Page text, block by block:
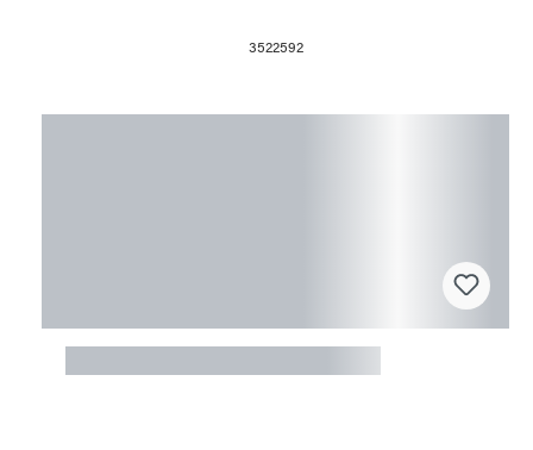
3522592